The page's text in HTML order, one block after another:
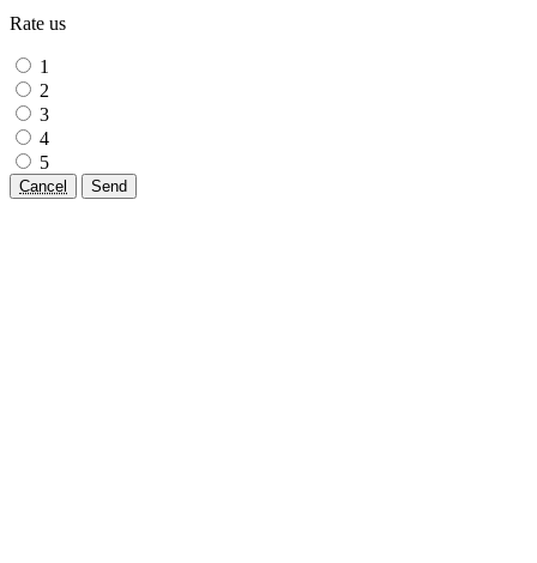
Rate us
1
2
3
4
5
Cancel Send